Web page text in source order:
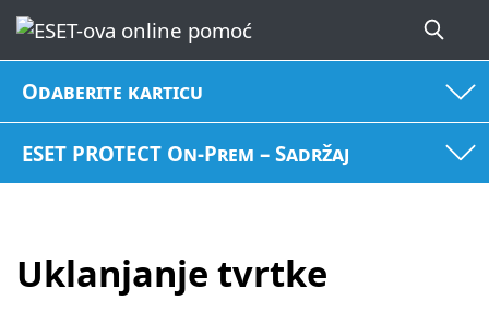
Odaberite karticu
ESET PROTECT On-Prem – Sadržaj
Uklanjanje tvrtke